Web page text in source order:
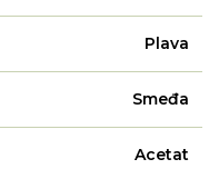
Plava
Smeđa
Acetat